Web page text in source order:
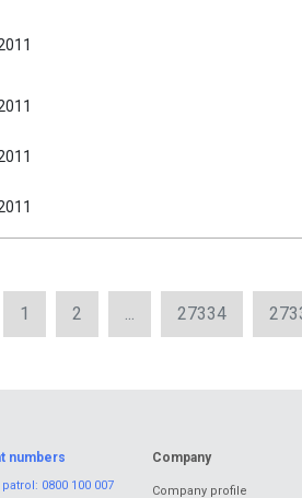
1 2 ... 27334
numbers
patrol: 0800 100 007
Company
Company profile